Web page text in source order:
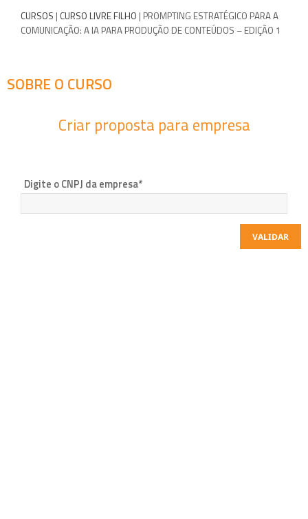
CURSOS | CURSO LIVRE FILHO | PROMPTING ESTRATÉGICO PARA A
COMUNICAÇÃO: A IA PARA PRODUÇÃO DE CONTEÚDOS – EDIÇÃO 1
SOBRE O CURSO
Criar proposta para empresa
Digite o CNPJ da empresa*